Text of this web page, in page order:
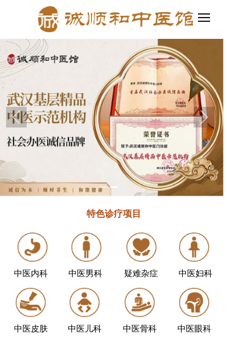
特色诊疗项目
中医内科 中医男科 疑难杂症 中医妇科
中医皮肤 中医儿科 中医骨科 中医眼科
合一，轻松创建企业官网和小程序！ 2.百度智能建站发布